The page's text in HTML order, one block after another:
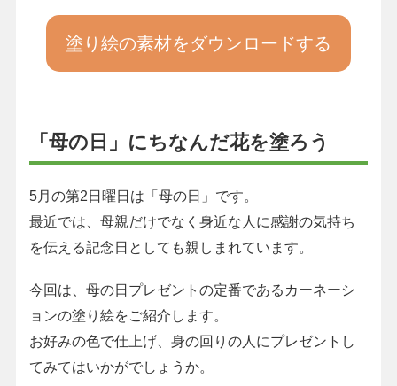
塗り絵の素材をダウンロードする
「母の日」にちなんだ花を塗ろう
5月の第2日曜日は「母の日」です。
最近では、母親だけでなく身近な人に感謝の気持ち
を伝える記念日としても親しまれています。
今回は、母の日プレゼントの定番であるカーネーシ
ョンの塗り絵をご紹介します。
お好みの色で仕上げ、身の回りの人にプレゼントし
てみてはいかがでしょうか。